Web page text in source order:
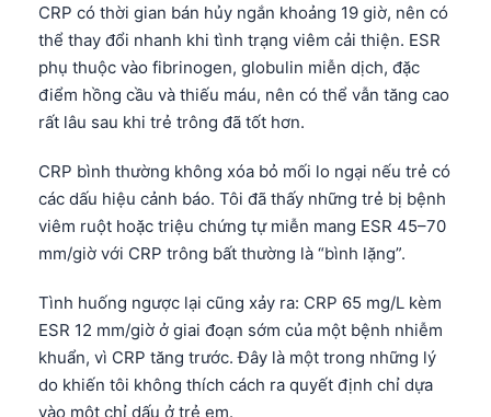
CRP có thời gian bán hủy ngắn khoảng 19 giờ, nên có
thể thay đổi nhanh khi tình trạng viêm cải thiện. ESR
phụ thuộc vào fibrinogen, globulin miễn dịch, đặc
điểm hồng cầu và thiếu máu, nên có thể vẫn tăng cao
rất lâu sau khi trẻ trông đã tốt hơn.
CRP bình thường không xóa bỏ mối lo ngại nếu trẻ có
các dấu hiệu cảnh báo. Tôi đã thấy những trẻ bị bệnh
viêm ruột hoặc triệu chứng tự miễn mang ESR 45–70
mm/giờ với CRP trông bất thường là “bình lặng”.
Tình huống ngược lại cũng xảy ra: CRP 65 mg/L kèm
ESR 12 mm/giờ ở giai đoạn sớm của một bệnh nhiễm
khuẩn, vì CRP tăng trước. Đây là một trong những lý
do khiến tôi không thích cách ra quyết định chỉ dựa
vào một chỉ dấu ở trẻ em.
Shqip
বাংলা
اردو
తెలుగు
தமிழ்
ગુજરાતી
ಕನ್ನಡ
മലയാളം
Bahasa Melayu
Tagalog